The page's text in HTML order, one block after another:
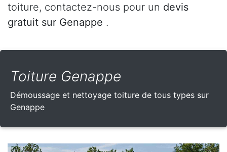
toiture, contactez-nous pour un devis
gratuit sur Genappe .
Toiture Genappe
Démoussage et nettoyage toiture de tous types sur
Genappe